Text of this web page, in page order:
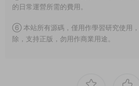
的日常運營所需的費用。
⑥ 本站所有源碼，僅用作學習研究使用
除，支持正版，勿用作商業用途。